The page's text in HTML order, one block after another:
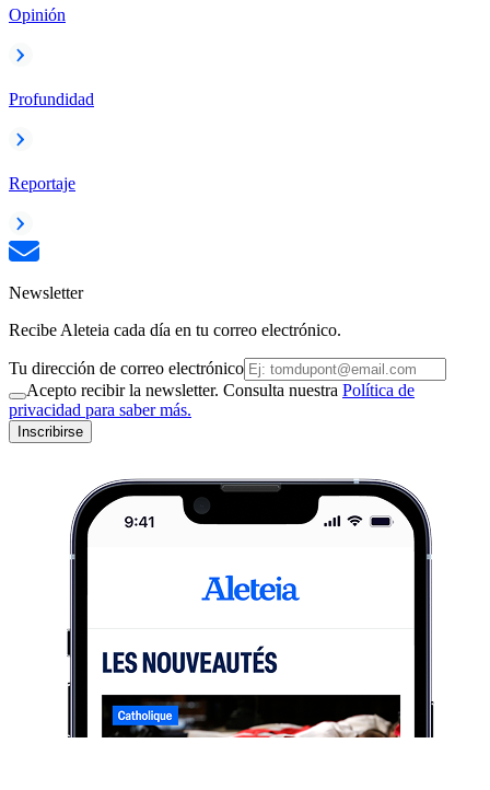
Opinión
Profundidad
Reportaje
Newsletter
Recibe Aleteia cada día en tu correo electrónico.
Tu dirección de correo electrónico
Acepto recibir la newsletter. Consulta nuestra Política de
privacidad para saber más.
Inscribirse